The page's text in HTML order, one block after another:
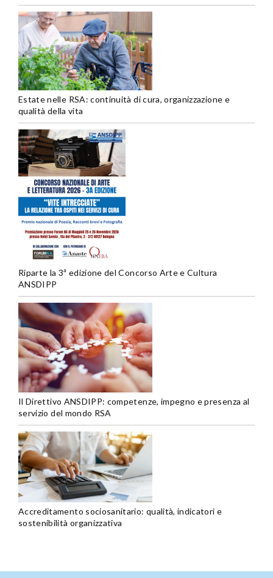
Estate nelle RSA: continuità di cura, organizzazione e
qualità della vita
Riparte la 3ª edizione del Concorso Arte e Cultura
ANSDIPP
Il Direttivo ANSDIPP: competenze, impegno e presenza al
servizio del mondo RSA
Accreditamento sociosanitario: qualità, indicatori e
sostenibilità organizzativa